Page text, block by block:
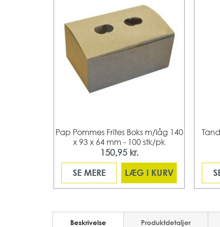
Pap Pommes Frites Boks m/låg 140
x 93 x 64 mm - 100 stk/pk
150,95 kr.
SE MERE
LÆG I KURV
Beskrivelse Produktdetaljer